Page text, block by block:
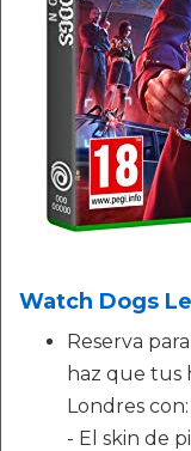
Watch Dogs
Reserva
haz que tus
Londres
- El skin de